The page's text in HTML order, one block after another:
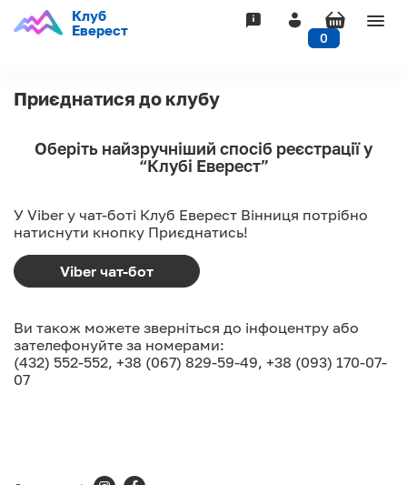
Клуб
Еверест
0
Приєднатися до клубу
Оберіть найзручніший спосіб реєстрації у
“Клубі Еверест”
У Viber у чат-боті Клуб Еверест Вінниця потрібно
натиснути кнопку Приєднатись!
Viber чат-бот
Ви також можете зверніться до інфоцентру або
зателефонуйте за номерами:
(432) 552-552, +38 (067) 829-59-49, +38 (093) 170-07-
07